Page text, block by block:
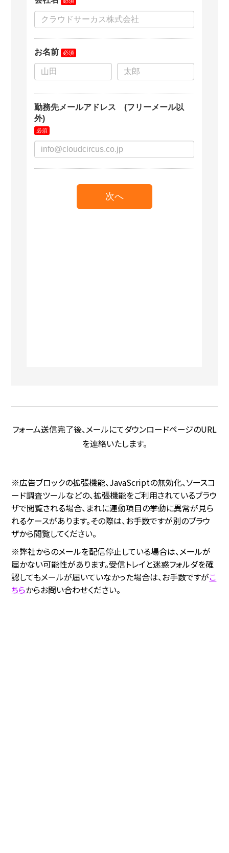
フォーム送信完了後、メールにてダウンロードページのURL
を連絡いたします。
※広告ブロックの拡張機能、JavaScriptの無効化、ソースコ
ード調査ツールなどの、拡張機能をご利用されているブラウ
ザで閲覧される場合、まれに連動項目の挙動に異常が見ら
れるケースがあります。その際は、お手数ですが別のブラウ
ザから閲覧してください。
※弊社からのメールを配信停止している場合は、メールが
届かない可能性があります。受信トレイと迷惑フォルダを確
認してもメールが届いていなかった場合は、お手数ですがこ
ちらからお問い合わせください。